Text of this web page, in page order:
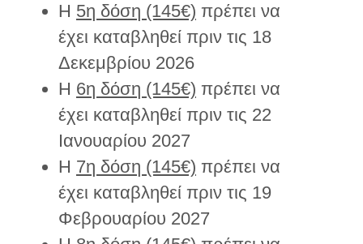
Η 5η δόση (145€) πρέπει να
έχει καταβληθεί πριν τις 18
Δεκεμβρίου 2026
Η 6η δόση (145€) πρέπει να
έχει καταβληθεί πριν τις 22
Ιανουαρίου 2027
Η 7η δόση (145€) πρέπει να
έχει καταβληθεί πριν τις 19
Φεβρουαρίου 2027